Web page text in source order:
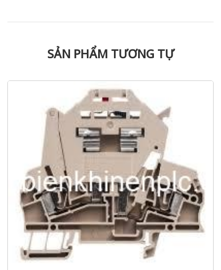
SẢN PHẨM TƯƠNG TỰ